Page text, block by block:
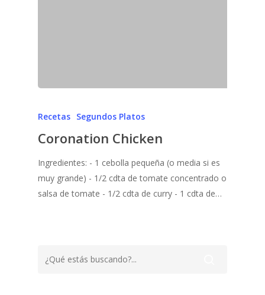
Recetas Segundos Platos
Coronation Chicken
Ingredientes: - 1 cebolla pequeña (o media si es
muy grande) - 1/2 cdta de tomate concentrado o
salsa de tomate - 1/2 cdta de curry - 1 cdta de…